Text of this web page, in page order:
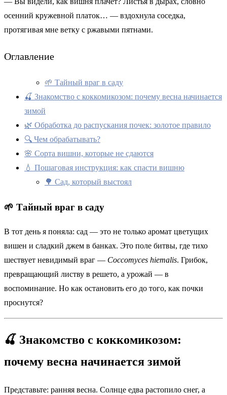
осенний кружевной платок… — вздохнула соседка,
протягивая мне ветку с ржавыми пятнами.
Оглавление
🌱 Тайный враг в саду
🍒 Знакомство с коккомикозом: почему весна начинается
зимой
🌿 Обработка до распускания почек: золотое правило
🔍 Чем обрабатывать?
🌸 Сорта вишни, которые не сдаются
💧 Пошаговая инструкция: как спасти вишню
🌳 Сад, который выстоял
🌱 Тайный враг в саду
В тот день я поняла: сад — это не только аромат цветущих
вишен и сладкий джем в банках. Это поле битвы, где тихо
шествует невидимый враг — Coccomyces hiemalis. Грибок,
превращающий листву в решето, а урожай — в
воспоминание. Но как остановить его до того, как почки
проснутся?
🍒 Знакомство с коккомикозом:
почему весна начинается зимой
Представьте: ранняя весна. Солнце едва растопило снег, а